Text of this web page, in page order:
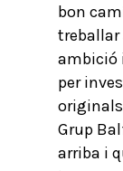
bon
treballar
ambició
per
Grup
arriba i